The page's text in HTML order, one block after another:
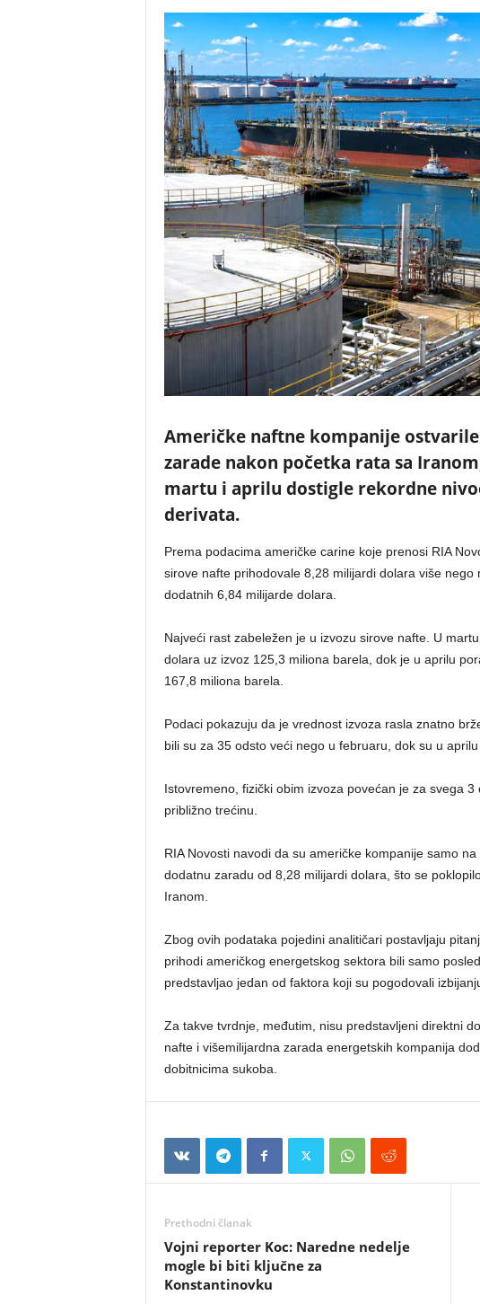
Američke naftne kompanije
zarade nakon početka rata sa
martu i aprilu dostigle rekordne
derivata.
Prema podacima američke carine koje prenosi RIA
sirove nafte prihodovale 8,28 milijardi dolara više
dodatnih 6,84 milijarde dolara.
Najveći rast zabeležen je u izvozu sirove nafte. U
dolara uz izvoz 125,3 miliona barela, dok je u aprilu
167,8 miliona barela.
Podaci pokazuju da je vrednost izvoza rasla znatno
bili su za 35 odsto veći nego u februaru, dok su u
Istovremeno, fizički obim izvoza povećan je za svega
približno trećinu.
RIA Novosti navodi da su američke kompanije samo
dodatnu zaradu od 8,28 milijardi dolara, što se
Iranom.
Zbog ovih podataka pojedini analitičari postavljaju
prihodi američkog energetskog sektora bili samo
predstavljao jedan od faktora koji su pogodovali
Za takve tvrdnje, međutim, nisu predstavljeni direktni
nafte i višemilijardna zarada energetskih kompanija
dobitnicima sukoba.
Prethodni članak
Vojni reporter Koc: Naredne nedelje
mogle bi biti ključne za
Konstantinovku